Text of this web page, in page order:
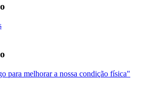
para melhorar a nossa condição física"